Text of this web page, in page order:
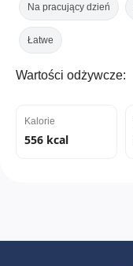
Na pracujący dzień
Łatwe
Wartości odżywcze:
Kalorie
556 kcal